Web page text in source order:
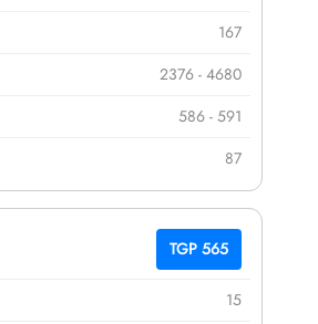
167
2376 - 4680
586 - 591
87
TGP 565
15